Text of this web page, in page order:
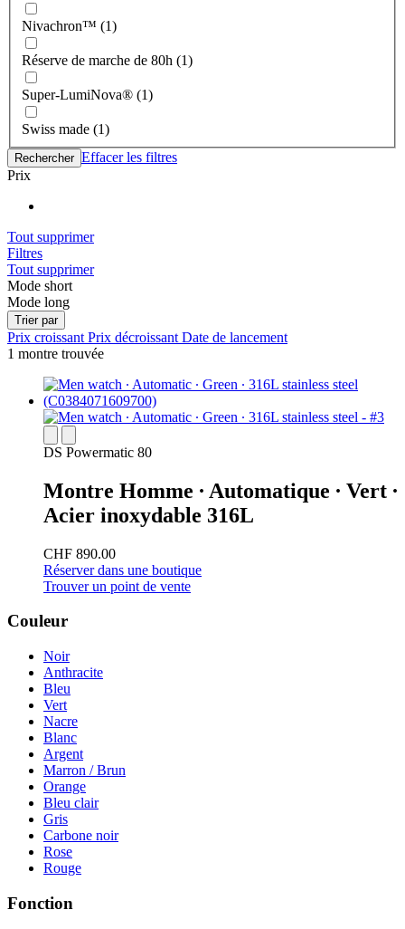
Nivachron™ (1)
Réserve de marche de 80h (1)
Super-LumiNova® (1)
Swiss made (1)
Rechercher Effacer les filtres
Prix
Tout supprimer
Filtres
Tout supprimer
Mode short
Mode long
Trier par
Prix croissant Prix décroissant Date de lancement
1 montre trouvée
DS Powermatic 80
Montre Homme ∙ Automatique ∙ Vert ∙
Acier inoxydable 316L
CHF 890.00
Réserver dans une boutique
Trouver un point de vente
Couleur
Noir
Anthracite
Bleu
Vert
Nacre
Blanc
Argent
Marron / Brun
Orange
Bleu clair
Gris
Carbone noir
Rose
Rouge
Fonction